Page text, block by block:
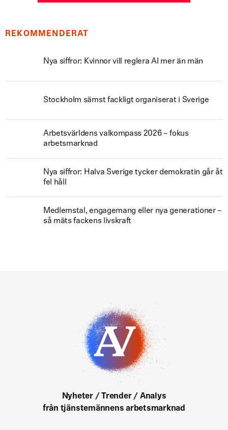
REKOMMENDERAT
Nya siffror: Kvinnor vill reglera AI mer än män
Stockholm sämst fackligt organiserat i Sverige
Arbetsvärldens valkompass 2026 – fokus
arbetsmarknad
Nya siffror: Halva Sverige tycker demokratin går åt
fel håll
Medlemstal, engagemang eller nya generationer –
så mäts fackens livskraft
Nyheter / Trender / Analys
från tjänstemännens arbetsmarknad